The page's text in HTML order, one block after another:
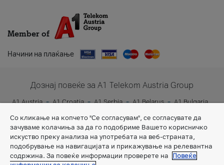
Member of
Начини на плаќање
Дознај повеќе за A1 Telekom Austria Group
A1 Austria A1 Croatia A1 Serbia A1 Belarus
A1 Bulgaria
Со кликање на копчето "Се согласувам", се согласувате да
зачуваме колачиња за да го подобриме Вашето корисничко
искуство преку анализа на употребата на веб-страната,
подобрување на навигацијата и прикажување на релевантна
содржина. За повеќе информации проверете на
Повеќе